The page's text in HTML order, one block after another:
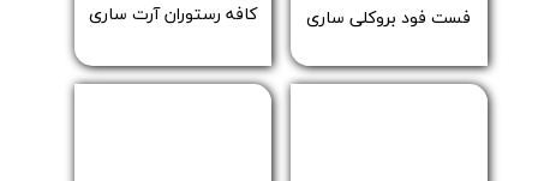
​فست فود بروکلی ساری ​​کافه رستوران آرت ساری